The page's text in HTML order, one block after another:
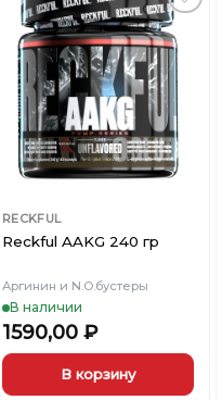
Опции
можно
выбрать
на
странице
товара.
Добавить
Вишлист
RECKFUL
Reckful AAKG 240 гр
Аргинин и N.O.бустеры
В наличии
1590,00 ₽
В корзину